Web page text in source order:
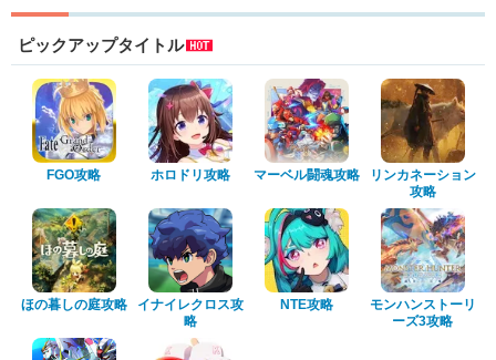
ピックアップタイトル
FGO攻略 ホロドリ攻略 マーベル闘魂攻略
リンカネーション
攻略
ほの暮しの庭攻略
イナイレクロス攻
略
NTE攻略
モンハンストーリ
ーズ3攻略